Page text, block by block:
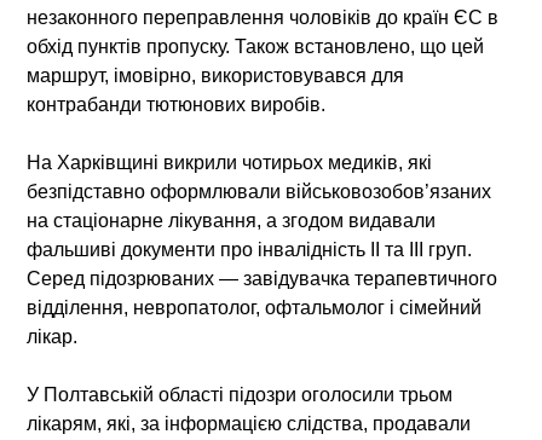
незаконного переправлення чоловіків до країн ЄС в
обхід пунктів пропуску. Також встановлено, що цей
маршрут, імовірно, використовувався для
контрабанди тютюнових виробів.
На Харківщині викрили чотирьох медиків, які
безпідставно оформлювали військовозобов’язаних
на стаціонарне лікування, а згодом видавали
фальшиві документи про інвалідність ІІ та ІІІ груп.
Серед підозрюваних — завідувачка терапевтичного
відділення, невропатолог, офтальмолог і сімейний
лікар.
У Полтавській області підозри оголосили трьом
лікарям, які, за інформацією слідства, продавали